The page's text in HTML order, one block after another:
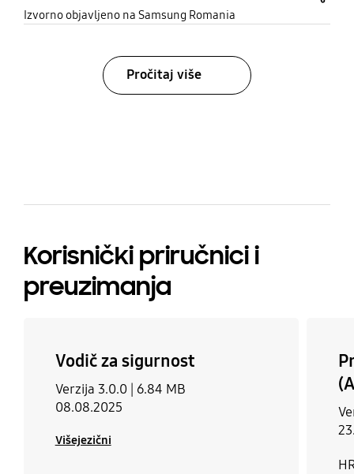
Izvorno objavljeno na Samsung Romania
Pročitaj više
Korisnički priručnici i
preuzimanja
Vodič za sigurnost
Verzija 3.0.0 | 6.84 MB
08.08.2025
Višejezični